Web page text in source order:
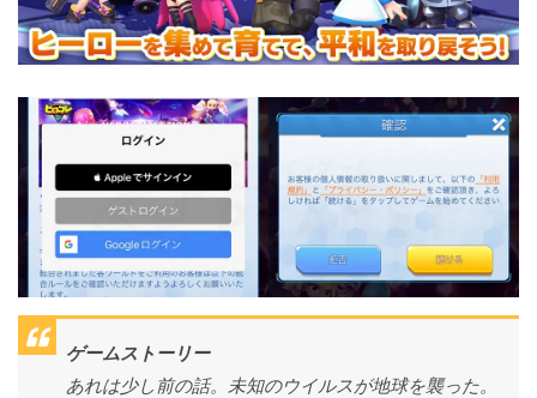
ゲームストーリー
あれは少し前の話。未知のウイルスが地球を襲った。